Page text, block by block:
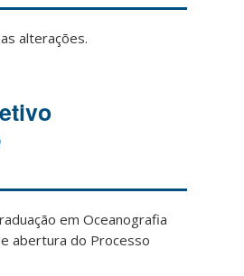
alterações.
em Oceanografia
abertura do Processo